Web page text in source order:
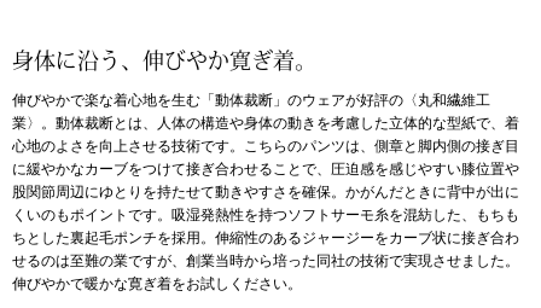
ダーウェア
ボストンバッグ
スーツケース
その他
身体に沿う、伸びやか寛ぎ着。
伸びやかで楽な着心地を生む「動体裁断」のウェアが好評の〈丸和繊維工
業〉。動体裁断とは、人体の構造や身体の動きを考慮した立体的な型紙で、着
心地のよさを向上させる技術です。こちらのパンツは、側章と脚内側の接ぎ目
に緩やかなカーブをつけて接ぎ合わせることで、圧迫感を感じやすい膝位置や
股関節周辺にゆとりを持たせて動きやすさを確保。かがんだときに背中が出に
くいのもポイントです。吸湿発熱性を持つソフトサーモ糸を混紡した、もちも
ちとした裏起毛ポンチを採用。伸縮性のあるジャージーをカーブ状に接ぎ合わ
せるのは至難の業ですが、創業当時から培った同社の技術で実現させました。
伸びやかで暖かな寛ぎ着をお試しください。